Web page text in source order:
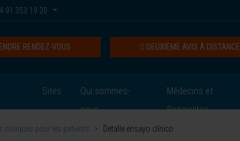
91 353 19 20
DEUXIÈME AVIS À DISTANCE
RENDEZ-VOUS
Sites
Qui sommes-
nous
Médecins et
Spécialités
cliniques pour les patients > Detalle ensayo clínico